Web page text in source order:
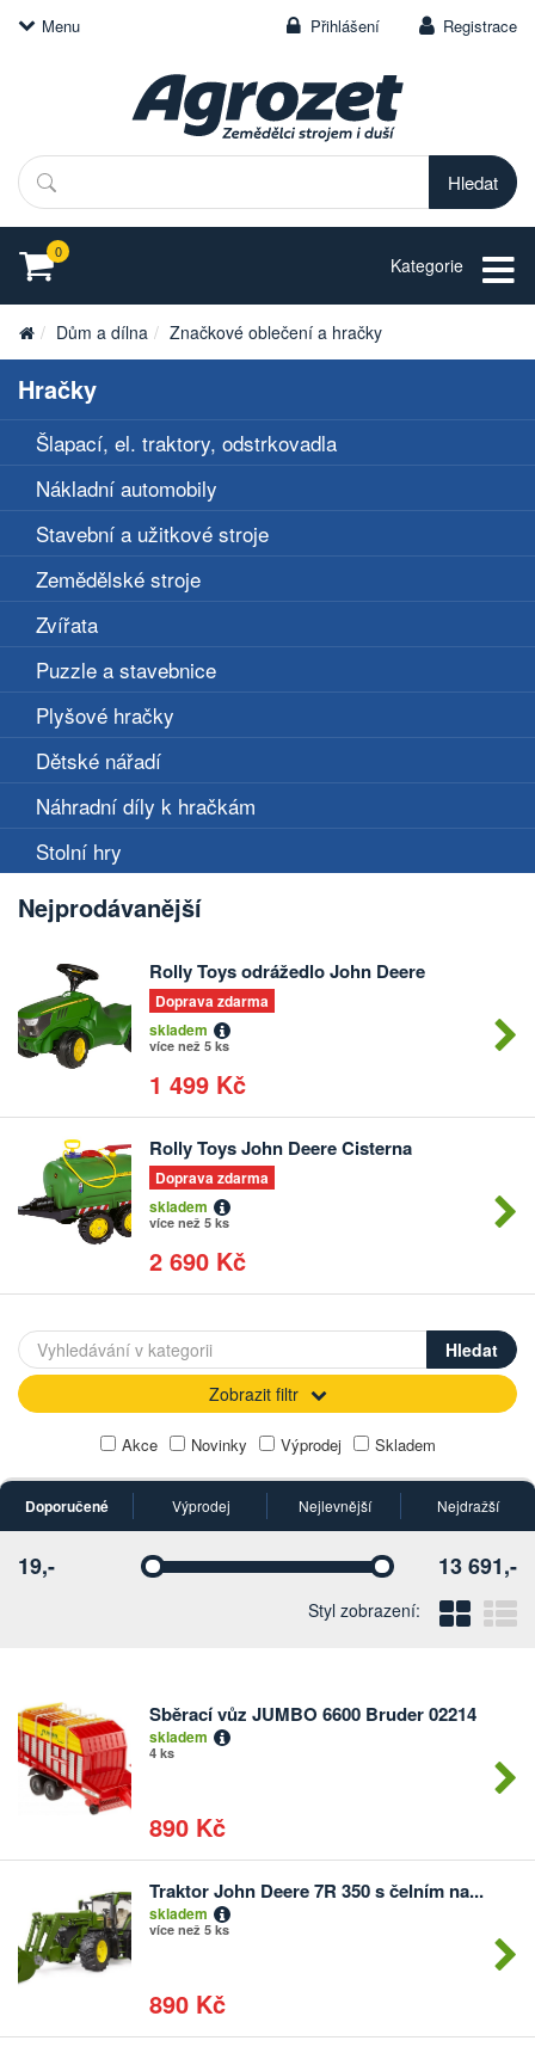
Menu Přihlášení Registrace
Hledat
0
Kategorie
Dům a dílna Značkové oblečení a hračky
Hračky
Šlapací, el. traktory, odstrkovadla
Nákladní automobily
Stavební a užitkové stroje
Zemědělské stroje
Zvířata
Puzzle a stavebnice
Plyšové hračky
Dětské nářadí
Náhradní díly k hračkám
Stolní hry
Nejprodávanější
Rolly Toys odrážedlo John Deere
Doprava zdarma
skladem
více než 5 ks
1 499 Kč
Rolly Toys John Deere Cisterna
Doprava zdarma
skladem
více než 5 ks
2 690 Kč
Zobrazit filtr
Akce Novinky Výprodej Skladem
Doporučené Výprodej Nejlevnější Nejdražší
Vyberte Vyberte
19,- 13 691,-
Styl zobrazení:
Sběrací vůz JUMBO 6600 Bruder 02214
skladem
4 ks
890 Kč
Počet
kusů
Traktor John Deere 7R 350 s čelním na...
skladem
více než 5 ks
890 Kč
Počet
kusů